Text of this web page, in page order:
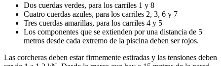
Dos cuerdas verdes, para los carriles 1 y 8
Cuatro cuerdas azules, para los carriles 2, 3, 6 y 7
Tres cuerdas amarillas, para los carriles 4 y 5
Los componentes que se extienden por una distancia de 5
metros desde cada extremo de la piscina deben ser rojos.
Las corcheras deben estar firmemente estiradas y las tensiones deben